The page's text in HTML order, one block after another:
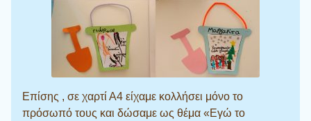
Επίσης , σε χαρτί Α4 είχαμε κολλήσει μόνο το
πρόσωπό τους και δώσαμε ως θέμα «Εγώ το